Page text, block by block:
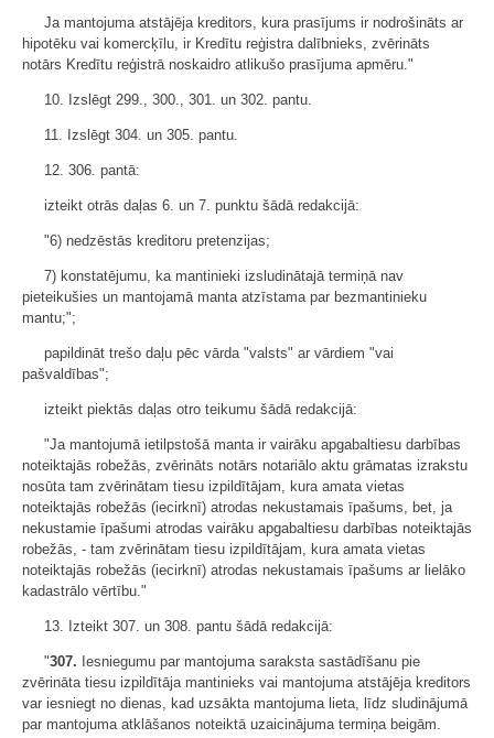
Ja mantojuma atstājēja kreditors, kura prasījums ir nodrošināts ar
hipotēku vai komercķīlu, ir Kredītu reģistra dalībnieks, zvērināts
notārs Kredītu reģistrā noskaidro atlikušo prasījuma apmēru."
10. Izslēgt 299., 300., 301. un 302. pantu.
11. Izslēgt 304. un 305. pantu.
12. 306. pantā:
izteikt otrās daļas 6. un 7. punktu šādā redakcijā:
"6) nedzēstās kreditoru pretenzijas;
7) konstatējumu, ka mantinieki izsludinātajā termiņā nav
pieteikušies un mantojamā manta atzīstama par bezmantinieku
mantu;";
papildināt trešo daļu pēc vārda "valsts" ar vārdiem "vai
pašvaldības";
izteikt piektās daļas otro teikumu šādā redakcijā:
"Ja mantojumā ietilpstošā manta ir vairāku apgabaltiesu darbības
noteiktajās robežās, zvērināts notārs notariālo aktu grāmatas izrakstu
nosūta tam zvērinātam tiesu izpildītājam, kura amata vietas
noteiktajās robežās (iecirknī) atrodas nekustamais īpašums, bet, ja
nekustamie īpašumi atrodas vairāku apgabaltiesu darbības noteiktajās
robežās, - tam zvērinātam tiesu izpildītājam, kura amata vietas
noteiktajās robežās (iecirknī) atrodas nekustamais īpašums ar lielāko
kadastrālo vērtību."
13. Izteikt 307. un 308. pantu šādā redakcijā:
"307. Iesniegumu par mantojuma saraksta sastādīšanu pie
zvērināta tiesu izpildītāja mantinieks vai mantojuma atstājēja kreditors
var iesniegt no dienas, kad uzsākta mantojuma lieta, līdz sludinājumā
par mantojuma atklāšanos noteiktā uzaicinājuma termiņa beigām.